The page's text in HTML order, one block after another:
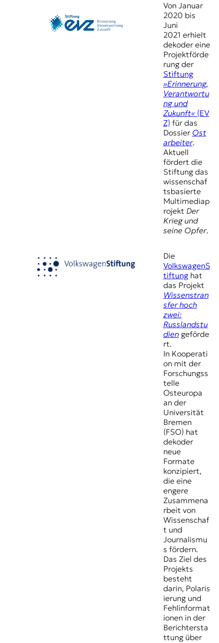
Von Januar
2020 bis
Juni
2021 erhielt
dekoder eine
Projektförde
rung der
Stiftung
»Erinnerung,
Verantwortu
ng und
Zukunft« (EV
Z) für das
Dossier Ost
arbeiter.
Aktuell
fördert die
Stiftung das
wissenschaf
tsbasierte
Multimediap
rojekt Der
Krieg und
seine Opfer.
Die
VolkswagenS
tiftunghat
das Projekt
Wissenstran
sfer hoch
zwei:
Russlandstu
dien geförde
rt.
In Kooperati
on mit der
Forschungss
telle
Osteuropa
an der
Universität
Bremen
(FSO) hat
dekoder
neue
Formate
konzipiert,
die eine
engere
Zusammena
rbeit von
Wissenschaf
t und
Journalismu
s fördern.
Das Ziel des
Projekts
besteht
darin, Polaris
ierung und
Fehlinformat
ionen in der
Berichtersta
ttung über